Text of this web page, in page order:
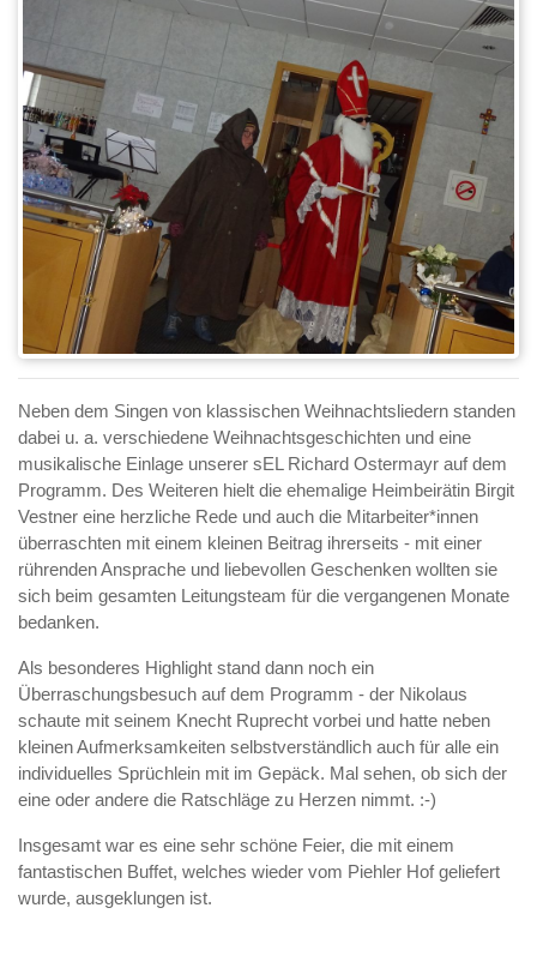
Neben dem Singen von klassischen Weihnachtsliedern standen
dabei u. a. verschiedene Weihnachtsgeschichten und eine
musikalische Einlage unserer sEL Richard Ostermayr auf dem
Programm. Des Weiteren hielt die ehemalige Heimbeirätin Birgit
Vestner eine herzliche Rede und auch die Mitarbeiter*innen
überraschten mit einem kleinen Beitrag ihrerseits - mit einer
rührenden Ansprache und liebevollen Geschenken wollten sie
sich beim gesamten Leitungsteam für die vergangenen Monate
bedanken.
Als besonderes Highlight stand dann noch ein
Überraschungsbesuch auf dem Programm - der Nikolaus
schaute mit seinem Knecht Ruprecht vorbei und hatte neben
kleinen Aufmerksamkeiten selbstverständlich auch für alle ein
individuelles Sprüchlein mit im Gepäck. Mal sehen, ob sich der
eine oder andere die Ratschläge zu Herzen nimmt. :-)
Insgesamt war es eine sehr schöne Feier, die mit einem
fantastischen Buffet, welches wieder vom Piehler Hof geliefert
wurde, ausgeklungen ist.